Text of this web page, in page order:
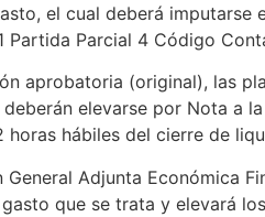
el cual deberá imputarse
Partida Parcial 4 Código
aprobatoria (original), las
elevarse por Nota a
horas hábiles del cierre de
General Adjunta Económica
que se trata y elevará